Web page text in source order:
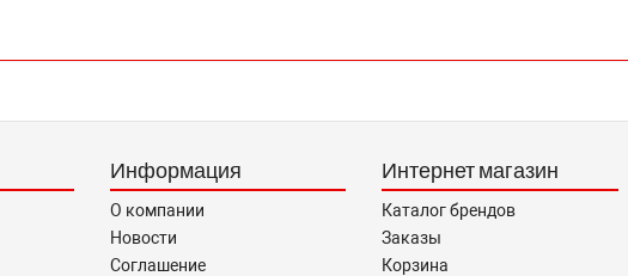
Информация
О компании
Новости
Соглашение
Интернет магазин
Каталог брендов
Заказы
Корзина